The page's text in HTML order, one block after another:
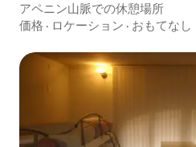
アペニン山脈での休憩場所
価格 · ロケーション · おもてなし